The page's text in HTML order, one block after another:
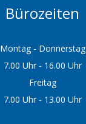
Bürozeiten
Montag - Donnerstag
7.00 Uhr - 16.00 Uhr
Freitag
7.00 Uhr - 13.00 Uhr